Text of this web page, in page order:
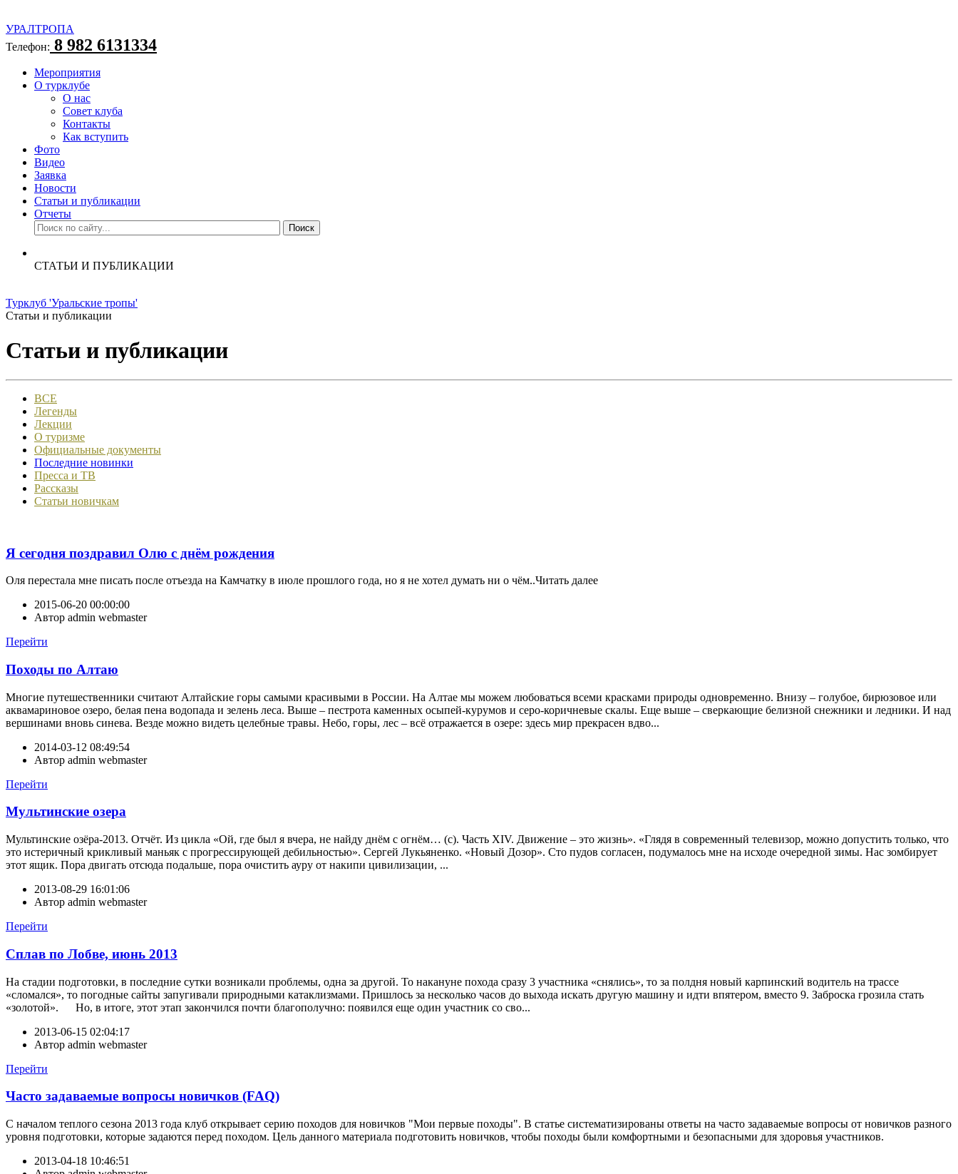
УРАЛТРОПА
Телефон: 8 982 6131334
Мероприятия
О турклубе
О нас
Совет клуба
Контакты
Как вступить
Фото
Видео
Заявка
Новости
Статьи и публикации
Отчеты
СТАТЬИ И ПУБЛИКАЦИИ
Турклуб 'Уральские тропы'
Статьи и публикации
Статьи и публикации
ВСЕ
Легенды
Лекции
О туризме
Официальные документы
Последние новинки
Пресса и ТВ
Рассказы
Статьи новичкам
Я сегодня поздравил Олю с днём рождения
Оля перестала мне писать после отъезда на Камчатку в июле прошлого года, но я не хотел думать ни о чём..Читать далее
2015-06-20 00:00:00
Автор admin webmaster
Перейти
Походы по Алтаю
Многие путешественники считают Алтайские горы самыми красивыми в России. На Алтае мы можем любоваться всеми красками природы одновременно. Внизу – голубое, бирюзовое или
аквамариновое озеро, белая пена водопада и зелень леса. Выше – пестрота каменных осыпей-курумов и серо-коричневые скалы. Еще выше – сверкающие белизной снежники и ледники. И над
вершинами вновь синева. Везде можно видеть целебные травы. Небо, горы, лес – всё отражается в озере: здесь мир прекрасен вдво...
2014-03-12 08:49:54
Автор admin webmaster
Перейти
Мультинские озера
Мультинские озёра-2013. Отчёт. Из цикла «Ой, где был я вчера, не найду днём с огнём… (с). Часть XIV. Движение – это жизнь». «Глядя в современный телевизор, можно допустить только, что
это истеричный крикливый маньяк с прогрессирующей дебильностью». Сергей Лукьяненко. «Новый Дозор». Сто пудов согласен, подумалось мне на исходе очередной зимы. Нас зомбирует
этот ящик. Пора двигать отсюда подальше, пора очистить ауру от накипи цивилизации, ...
2013-08-29 16:01:06
Автор admin webmaster
Перейти
Сплав по Лобве, июнь 2013
На стадии подготовки, в последние сутки возникали проблемы, одна за другой. То накануне похода сразу 3 участника «снялись», то за полдня новый карпинский водитель на трассе
«сломался», то погодные сайты запугивали природными катаклизмами. Пришлось за несколько часов до выхода искать другую машину и идти впятером, вместо 9. Заброска грозила стать
«золотой». Но, в итоге, этот этап закончился почти благополучно: появился еще один участник со сво...
2013-06-15 02:04:17
Автор admin webmaster
Перейти
Часто задаваемые вопросы новичков (FAQ)
С началом теплого сезона 2013 года клуб открывает серию походов для новичков "Мои первые походы". В статье систематизированы ответы на часто задаваемые вопросы от новичков разного
уровня подготовки, которые задаются перед походом. Цель данного материала подготовить новичков, чтобы походы были комфортными и безопасными для здоровья участников.
2013-04-18 10:46:51